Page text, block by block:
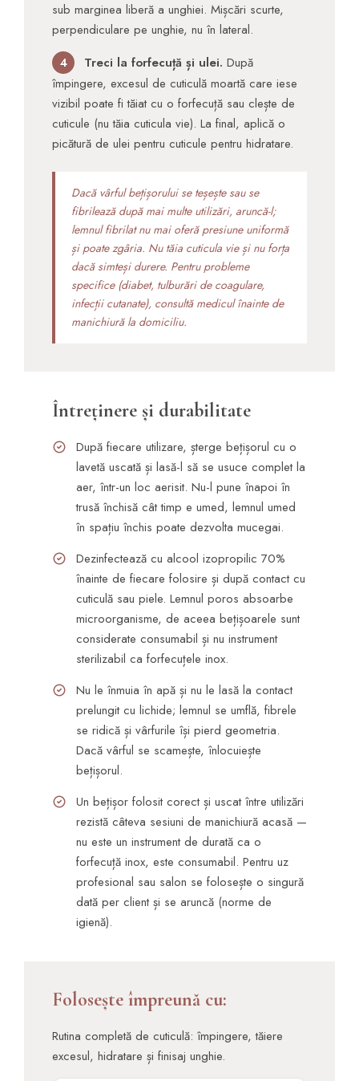
sub marginea liberă a unghiei. Mișcări scurte,
perpendiculare pe unghie, nu în lateral.
4 Treci la forfecuță și ulei. După
împingere, excesul de cuticulă moartă care iese
vizibil poate fi tăiat cu o forfecuță sau clește de
cuticule (nu tăia cuticula vie). La final, aplică o
picătură de ulei pentru cuticule pentru hidratare.
Dacă vârful bețișorului se teșește sau se
fibrilează după mai multe utilizări, aruncă-l;
lemnul fibrilat nu mai oferă presiune uniformă
și poate zgâria. Nu tăia cuticula vie și nu forța
dacă simteși durere. Pentru probleme
specifice (diabet, tulburări de coagulare,
infecții cutanate), consultă medicul înainte de
manichiură la domiciliu.
Întreținere și durabilitate
După fiecare utilizare, șterge bețișorul cu o
lavetă uscată și lasă-l să se usuce complet la
aer, într-un loc aerisit. Nu-l pune înapoi în
trusă închisă cât timp e umed, lemnul umed
în spațiu închis poate dezvolta mucegai.
Dezinfectează cu alcool izopropilic 70%
înainte de fiecare folosire și după contact cu
cuticulă sau piele. Lemnul poros absoarbe
microorganisme, de aceea bețișoarele sunt
considerate consumabil și nu instrument
sterilizabil ca forfecuțele inox.
Nu le înmuia în apă și nu le lasă la contact
prelungit cu lichide; lemnul se umflă, fibrele
se ridică și vârfurile își pierd geometria.
Dacă vârful se scamește, înlocuiește
bețișorul.
Un bețișor folosit corect și uscat între utilizări
rezistă câteva sesiuni de manichiură acasă —
nu este un instrument de durată ca o
forfecuță inox, este consumabil. Pentru uz
profesional sau salon se folosește o singură
dată per client și se aruncă (norme de
igienă).
Folosește împreună cu:
Rutina completă de cuticulă: împingere, tăiere
excesul, hidratare și finisaj unghie.